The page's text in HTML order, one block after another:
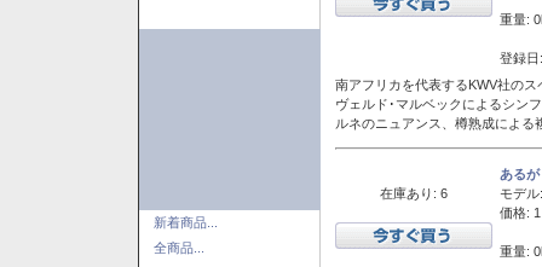
新着商品...
全商品...
重量:
登録
南アフリカを代表するKWV社の
ヴェルド･マルベックによるシン
ルネのニュアンス、樽熟成によ
在庫あり: 6
ある
モデル:
価格:
重量: